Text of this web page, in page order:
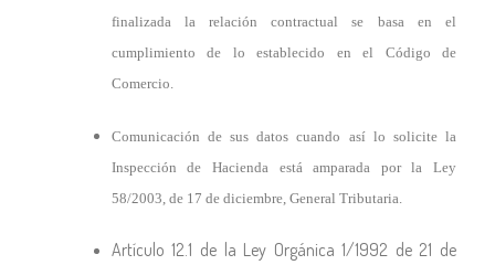
finalizada la relación contractual se basa en el
cumplimiento de lo establecido en el Código de
Comercio.
Comunicación de sus datos cuando así lo solicite la
Inspección de Hacienda está amparada por la Ley
58/2003, de 17 de diciembre, General Tributaria.
Artículo 12.1 de la Ley Orgánica 1/1992 de 21 de